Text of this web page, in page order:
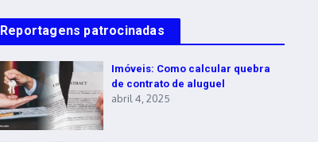
Reportagens patrocinadas
Imóveis: Como calcular quebra
de contrato de aluguel
abril 4, 2025